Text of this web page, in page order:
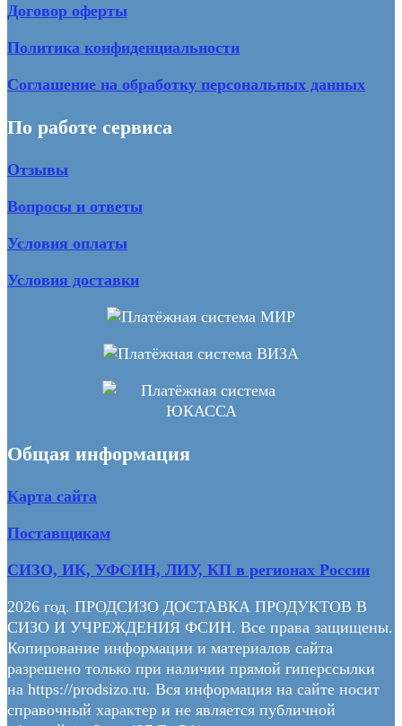
Договор оферты
Политика конфиденциальности
Соглашение на обработку персональных данных
По работе сервиса
Отзывы
Вопросы и ответы
Условия оплаты
Условия доставки
Общая информация
Карта сайта
Поставщикам
СИЗО, ИК, УФСИН, ЛИУ, КП в регионах России
2026 год. ПРОДСИЗО ДОСТАВКА ПРОДУКТОВ В
СИЗО И УЧРЕЖДЕНИЯ ФСИН. Все права защищены.
Копирование информации и материалов сайта
разрешено только при наличии прямой гиперссылки
на https://prodsizo.ru. Вся информация на сайте носит
справочный характер и не является публичной